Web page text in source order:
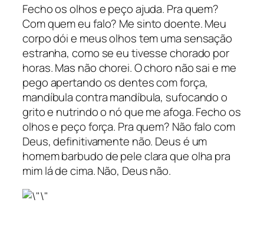
Fecho os olhos e peço ajuda. Pra quem?
Com quem eu falo? Me sinto doente. Meu
corpo dói e meus olhos tem uma sensação
estranha, como se eu tivesse chorado por
horas. Mas não chorei. O choro não sai e me
pego apertando os dentes com força,
mandíbula contra mandíbula, sufocando o
grito e nutrindo o nó que me afoga. Fecho os
olhos e peço força. Pra quem? Não falo com
Deus, definitivamente não. Deus é um
homem barbudo de pele clara que olha pra
mim lá de cima. Não, Deus não.